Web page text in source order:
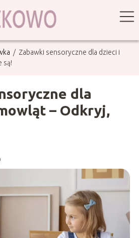
/ Zabawki sensoryczne dla dzieci i
są!
dla
– Odkryj,